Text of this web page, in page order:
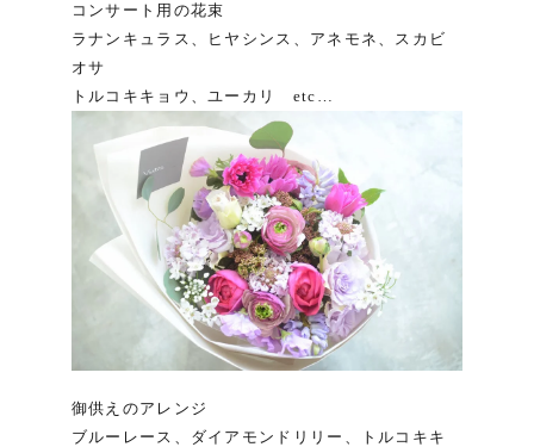
コンサート用の花束
ラナンキュラス、ヒヤシンス、アネモネ、スカビ
オサ
トルコキキョウ、ユーカリ etc…
御供えのアレンジ
ブルーレース、ダイアモンドリリー、トルコキキ